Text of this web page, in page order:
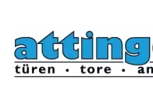
Inhalt
springen